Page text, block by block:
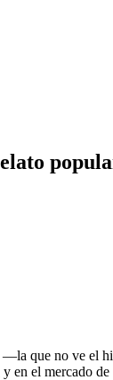
que no ve el
en el mercado de